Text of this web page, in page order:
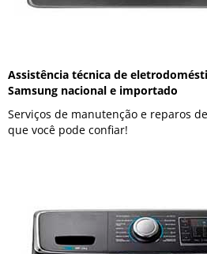
Assistência técnica de
Samsung nacional e importado
Serviços de manutenção e reparos
que você pode confiar!